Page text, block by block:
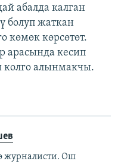
абалда калган
болуп жаткан
көмөк көрсөтөт.
арасында кесип
колго алынмакчы.
журналисти. Ош